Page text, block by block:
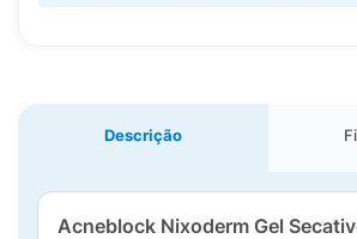
Descrição
Acneblock Nixoderm Gel